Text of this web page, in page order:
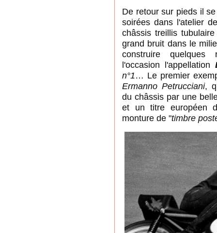
De retour sur pieds il
soirées dans l'atelier
châssis treillis
grand bruit dans le
construire quelques
l'occasion l'appellation
n°1… Le premier
Ermanno Petrucciani,
du châssis par une
et un titre européen
monture de "timbre